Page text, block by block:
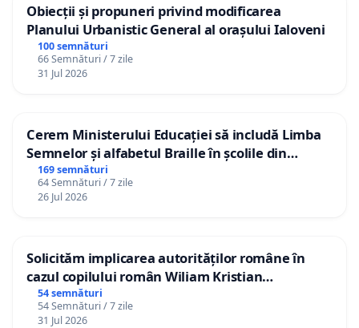
Obiecții și propuneri privind modificarea
Planului Urbanistic General al orașului Ialoveni
100 semnături
66 Semnături / 7 zile
31 Jul 2026
Cerem Ministerului Educației să includă Limba
Semnelor și alfabetul Braille în școlile din
Republica Moldova!
169 semnături
64 Semnături / 7 zile
26 Jul 2026
Solicităm implicarea autorităților române în
cazul copilului român Wiliam Kristian
Gheorghe, aflat în plasament în Danemarca de
12 ani
54 semnături
54 Semnături / 7 zile
31 Jul 2026